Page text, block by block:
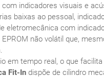
com indicadores visuais e
baixas ao pessoal,
eletromecânica com
EPROM não volátil que,
em tempo real, o que
Fit-In dispõe de cilindro